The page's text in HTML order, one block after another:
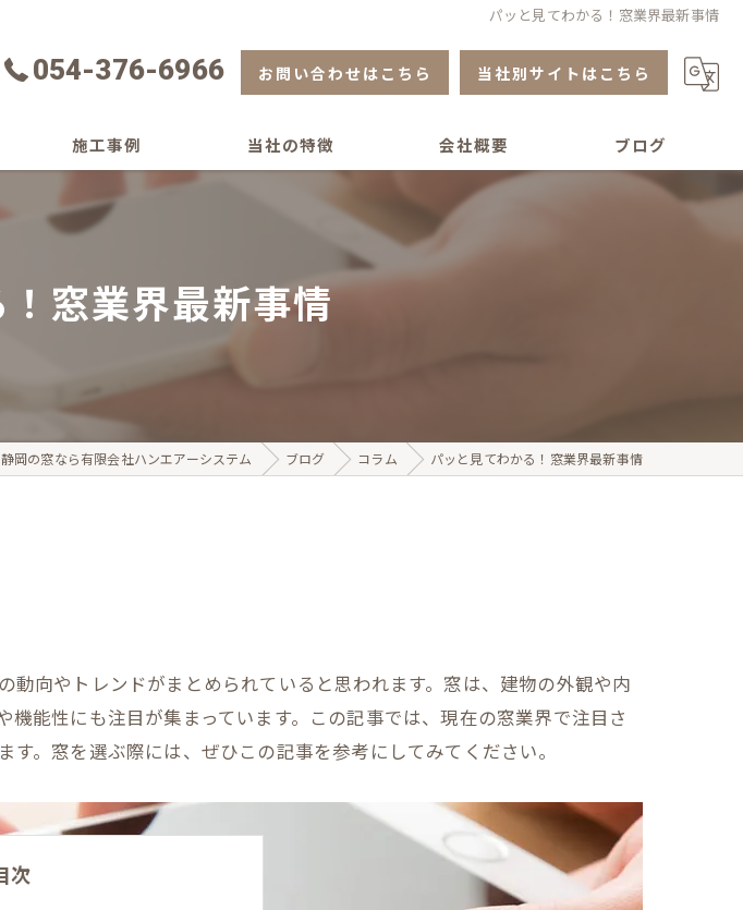
パッと見てわかる！窓業界最新事情
054-376-6966 お問い合わせはこちら 当社別サイトはこちら
施工事例 当社の特徴
水回り
会社概要 ブログ
窓業界最新事情
静岡の窓なら有限会社ハンエアーシステム ブログ コラム パッと見てわかる！窓業界最新事情
向やトレンドがまとめられていると思われます。窓は、建物の外観や内
能性にも注目が集まっています。この記事では、現在の窓業界で注目さ
。窓を選ぶ際には、ぜひこの記事を参考にしてみてください。
次